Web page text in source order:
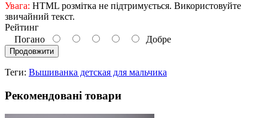
Увага: HTML розмітка не підтримується. Використовуйте
звичайний текст.
Рейтинг
Погано
Добре
Продовжити
Теги: Вышиванка детская для мальчика
Рекомендовані товари